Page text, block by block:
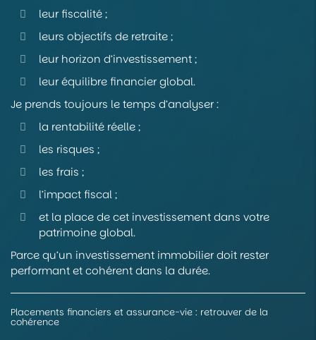
leur fiscalité ;
leurs objectifs de retraite ;
leur horizon d’investissement ;
leur équilibre financier global.
Je prends toujours le temps d’analyser :
la rentabilité réelle ;
les risques ;
les frais ;
l’impact fiscal ;
et la place de cet investissement dans votre
patrimoine global.
Parce qu’un investissement immobilier doit rester
performant et cohérent dans la durée.
Placements financiers et assurance-vie : retrouver de la
cohérence